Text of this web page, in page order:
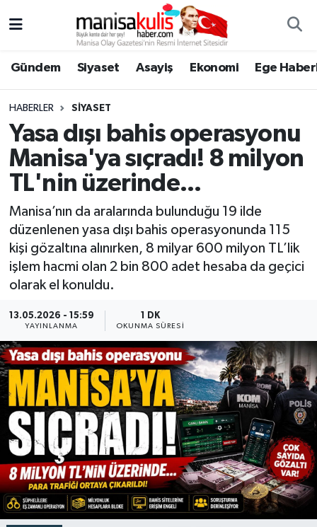
Gündem Siyaset Asayiş Ekonomi Ege
HABERLER SIYASET
Yasa dışı bahis operasyonu
Manisa'ya sıçradı! 8 milyon
TL'nin üzerinde...
Manisa’nın da aralarında bulunduğu 19 ilde
düzenlenen yasa dışı bahis operasyonunda 115
kişi gözaltına alınırken, 8 milyar 600 milyon TL’lik
işlem hacmi olan 2 bin 800 adet hesaba da geçici
olarak el konuldu.
13.05.2026 - 15:59
YAYINLANMA
1 DK
OKUNMA SÜRESI
Ege Haberleri
Ekonomi
Genel
Resmi İlan
Siyaset
Türkiye
Yaşam
Yunusemre Hava Durumu
Yunusemre Trafik Yoğunluk Haritası
Süper Lig Puan Durumu ve Fikstür
Son Dakika Haberleri
Haber Arşivi